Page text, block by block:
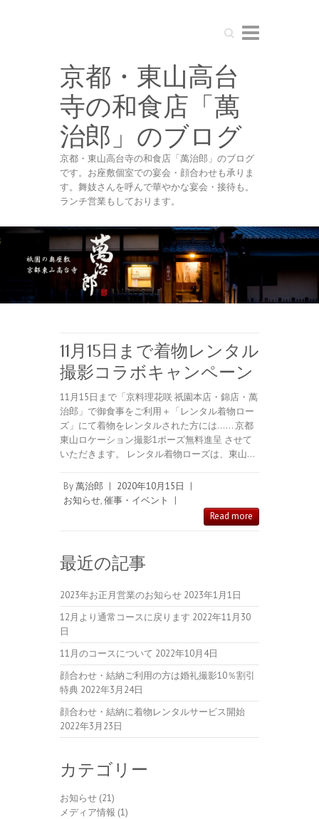
Search
京都・東山高台
寺の和食店「萬
治郎」のブログ
京都・東山高台寺の和食店「萬治郎」のブログ
です。お座敷個室での宴会・顔合わせも承りま
す。舞妓さんを呼んで華やかな宴会・接待も。
ランチ営業もしております。
11月15日まで着物レンタル
撮影コラボキャンペーン
11月15日まで「京料理花咲 祇園本店・錦店・萬
治郎」で御食事をご利用＋「レンタル着物ロー
ズ」にて着物をレンタルされた方には…… 京都
東山ロケーション撮影1ポーズ無料進呈 させて
いただきます。 レンタル着物ローズは、東山…
By萬治郎 | 2020年10月15日
|
お知らせ,催事・イベント
|
Read more
最近の記事
2023年お正月営業のお知らせ 2023年1月1日
12月より通常コースに戻ります 2022年11月30
日
11月のコースについて 2022年10月4日
顔合わせ・結納ご利用の方は婚礼撮影10％割引
特典 2022年3月24日
顔合わせ・結納に着物レンタルサービス開始
2022年3月23日
カテゴリー
お知らせ (21)
メディア情報 (1)